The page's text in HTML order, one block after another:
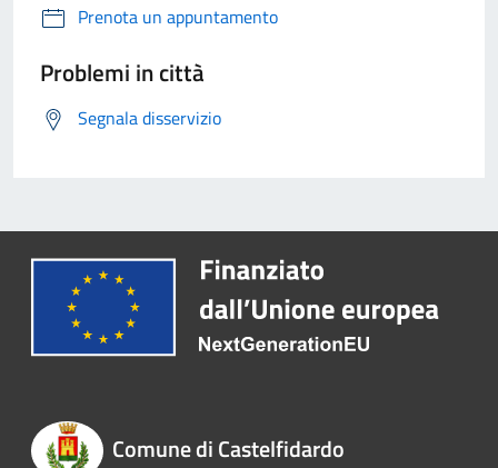
Prenota un appuntamento
Problemi in città
Segnala disservizio
Comune di Castelfidardo